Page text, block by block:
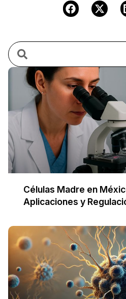
Células Madre en
Aplicaciones y